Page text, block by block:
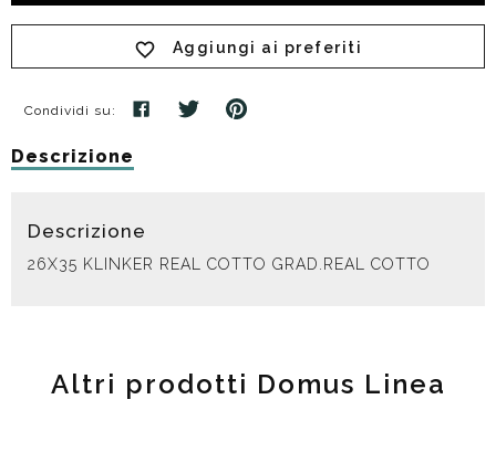
Aggiungi ai preferiti
Condividi su:
Descrizione
Descrizione
26X35 KLINKER REAL COTTO GRAD.REAL COTTO
Altri prodotti Domus Linea